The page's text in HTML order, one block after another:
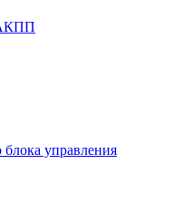
АКПП
блока управления